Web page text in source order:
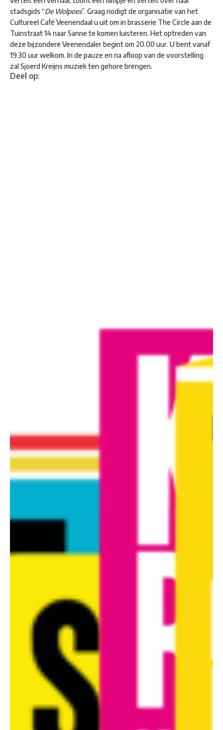
stadsgids “De Wolpoes”. Graag nodigt de organisatie van het
Cultureel Café Veenendaal u uit om in brasserie The Circle aan de
Tuinstraat 14 naar Sanne te komen luisteren. Het optreden van
deze bijzondere Veenendaler begint om 20.00 uur. U bent vanaf
19.30 uur welkom. In de pauze en na afloop van de voorstelling
zal Sjoerd Kreijns muziek ten gehore brengen.
Deel op: